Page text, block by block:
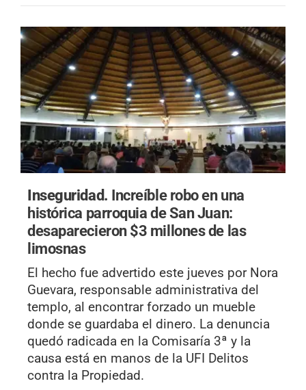
Inseguridad. Increíble robo en una
histórica parroquia de San Juan:
desaparecieron $3 millones de las
limosnas
El hecho fue advertido este jueves por Nora
Guevara, responsable administrativa del
templo, al encontrar forzado un mueble
donde se guardaba el dinero. La denuncia
quedó radicada en la Comisaría 3ª y la
causa está en manos de la UFI Delitos
contra la Propiedad.